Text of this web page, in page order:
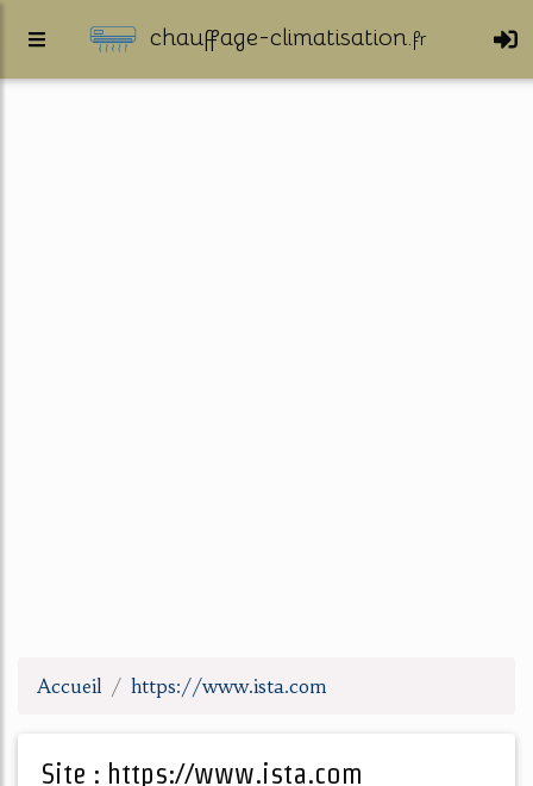
chauffage-climatisation.fr
Accueil https://www.ista.com
Site : https://www.ista.com